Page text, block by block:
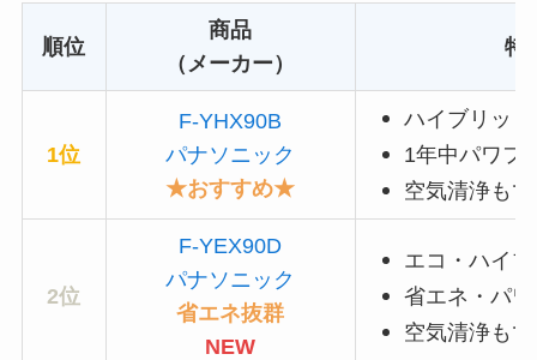
順位
商品
（メーカー）
特
1位
F-YHX90B
パナソニック
★おすすめ★
ハイブリッ
1年中パワフ
空気清浄も
2位
F-YEX90D
パナソニック
省エネ抜群
NEW
エコ・ハイ
省エネ・パ
空気清浄も